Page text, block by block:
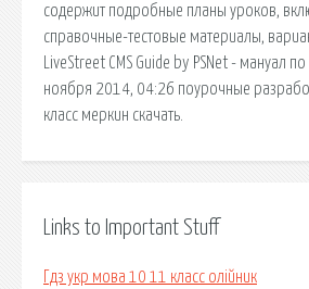
содержит подробные планы уроков,
справочные-тестовые материалы,
LiveStreet CMS Guide by PSNet - мануал
ноября 2014, 04:26 поурочные
класс меркин скачать.
Links to Important Stuff
Гдз укр мова 10 11 класс олійник